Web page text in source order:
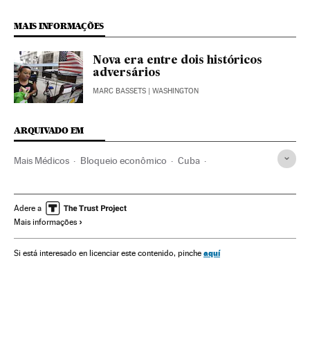
MAIS INFORMAÇÕES
Nova era entre dois históricos
adversários
MARC BASSETS | WASHINGTON
ARQUIVADO EM
Mais Médicos Bloqueio econômico Cuba
Represálias internacionais
Relações internacionais
América do Norte Brasil Política sanitária
Adere a
Mais informações
Si está interesado en licenciar este contenido, pinche aquí